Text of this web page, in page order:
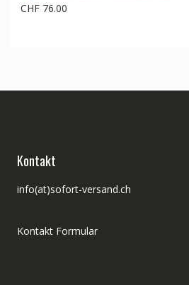
CHF76.00
Kontakt
info(at)sofort-versand.ch
Kontakt Formular